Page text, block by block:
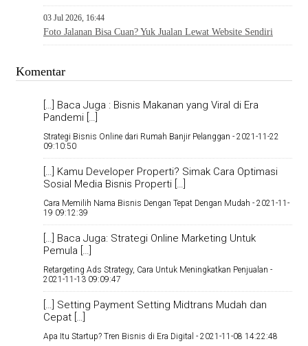
03 Jul 2026, 16:44
Foto Jalanan Bisa Cuan? Yuk Jualan Lewat Website Sendiri
Komentar
[…] Baca Juga : Bisnis Makanan yang Viral di Era
Pandemi […]
Strategi Bisnis Online dari Rumah Banjir Pelanggan - 2021-11-22
09:10:50
[…] Kamu Developer Properti? Simak Cara Optimasi
Sosial Media Bisnis Properti […]
Cara Memilih Nama Bisnis Dengan Tepat Dengan Mudah - 2021-11-
19 09:12:39
[…] Baca Juga: Strategi Online Marketing Untuk
Pemula […]
Retargeting Ads Strategy, Cara Untuk Meningkatkan Penjualan -
2021-11-13 09:09:47
[…] Setting Payment Setting Midtrans Mudah dan
Cepat […]
Apa Itu Startup? Tren Bisnis di Era Digital - 2021-11-08 14:22:48